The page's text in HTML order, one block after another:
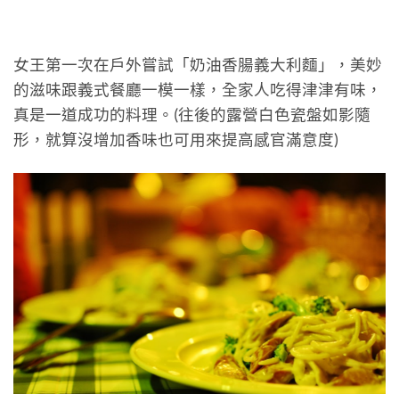
女王第一次在戶外嘗試「奶油香腸義大利麵」，美妙
的滋味跟義式餐廳一模一樣，全家人吃得津津有味，
真是一道成功的料理。(往後的露營白色瓷盤如影隨
形，就算沒增加香味也可用來提高感官滿意度)